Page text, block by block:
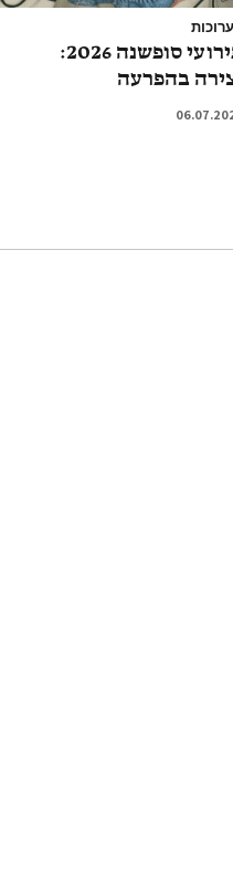
אירועי סופשנה 2026:
בהפרעה